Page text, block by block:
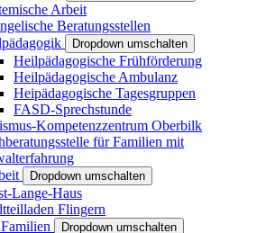
Arbeit
Beratungsstellen
Dropdown umschalten
Heilpädagogische Frühförderung
Heilpädagogische Ambulanz
Heipädagogische Tagesgruppen
FASD-Sprechstunde
Kompetenzzentrum Oberbilk
für Familien mit
Dropdown umschalten
Lange-Haus
Flingern
Dropdown umschalten